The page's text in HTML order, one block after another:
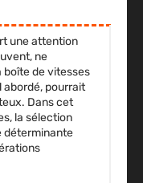
une attention
ne
boîte de vitesses
abordé, pourrait
Dans cet
la sélection
déterminante